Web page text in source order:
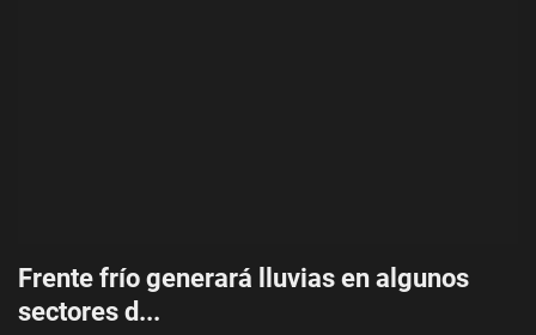
Frente frío generará lluvias en algunos
sectores d...